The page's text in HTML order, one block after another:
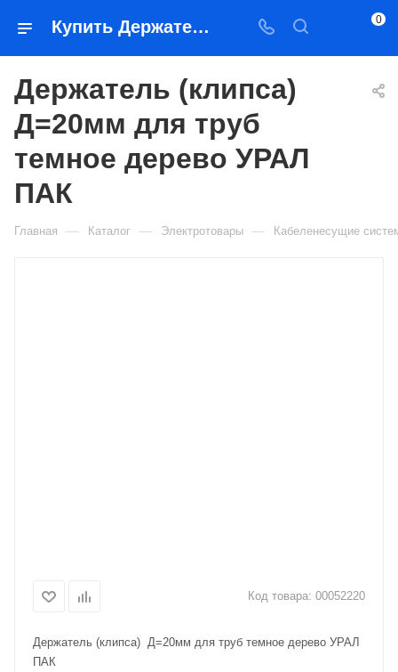
Купить Держатель (клипса) Д=20мм для труб темное дерево УРАЛ ПАК в Якутске — цена, характеристики, подбор | Востоктехторг 0
Держатель (клипса)
Д=20мм для труб
темное дерево УРАЛ
ПАК
Главная — Каталог — Электротовары — Кабеленесущие
Код товара: 00052220
Держатель (клипса) Д=20мм для труб темное дерево УРАЛ
ПАК